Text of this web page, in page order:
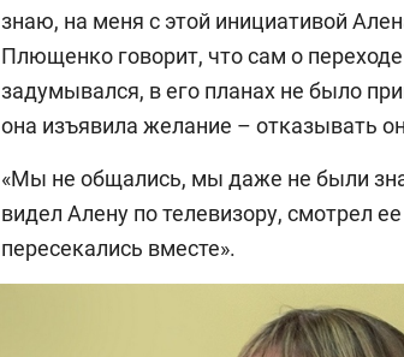
знаю, на меня с этой инициативой
Плющенко говорит, что сам о
задумывался, в его планах не было
она изъявила желание – отказывать
«Мы не общались, мы даже не были
видел Алену по телевизору, смотрел
пересекались вместе».